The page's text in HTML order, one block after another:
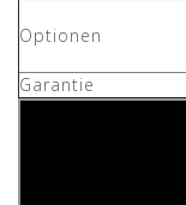
Optionen
Garantie